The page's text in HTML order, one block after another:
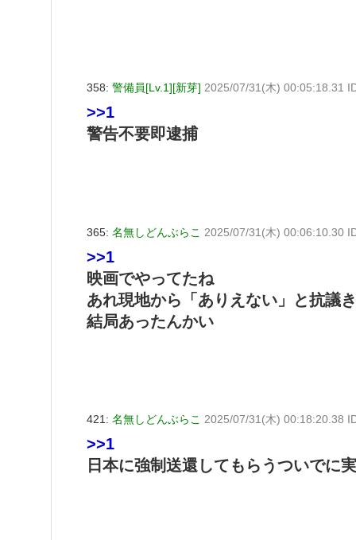
358: 警備員[Lv.1][新芽] 2025/07/31(木) 00:05:18.31
>>1
警告不要即逮捕
365: 名無しどんぶらこ 2025/07/31(木) 00:06:10.30
>>1
映画でやってたね
あれ現地から「ありえない」と抗議
結局あったんかい
421: 名無しどんぶらこ 2025/07/31(木) 00:18:20.38
>>1
日本に強制送還してもらうついでに